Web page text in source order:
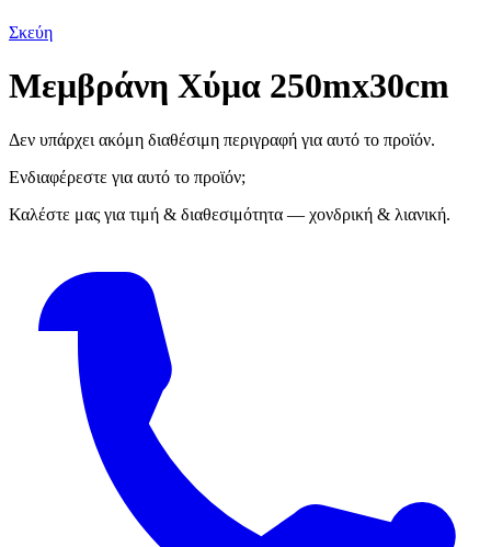
Σκεύη
Μεμβράνη Χύμα 250mx30cm
Δεν υπάρχει ακόμη διαθέσιμη περιγραφή για αυτό το προϊόν.
Ενδιαφέρεστε για αυτό το προϊόν;
Καλέστε μας για τιμή & διαθεσιμότητα — χονδρική & λιανική.